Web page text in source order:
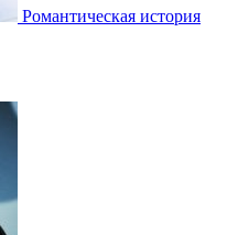
Романтическая история